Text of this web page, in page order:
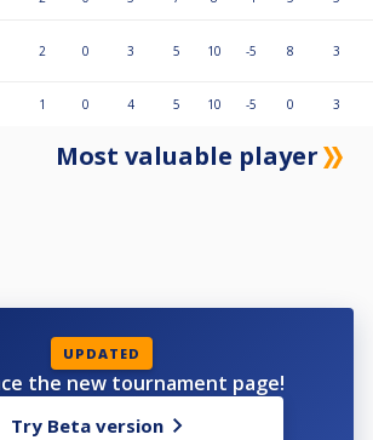
2 0 3 5 10 -5 8 3
1 0 4 5 10 -5 0 3
Most valuable player
UPDATED
the new tournament page!
Try Beta version